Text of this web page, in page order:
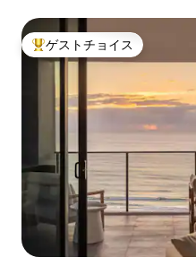
大好評のゲストチョイスです
ゲストチョイス